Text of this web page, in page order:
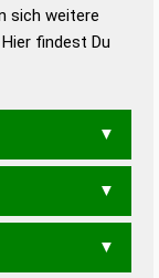
Grammatik
sich weitere
findest Du